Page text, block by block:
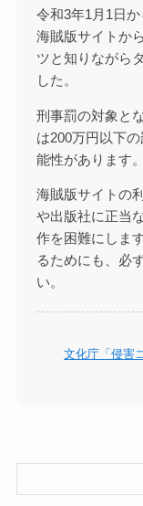
令和3年1月1日
海賊版サイトか
ツと知りながら
した。
刑事罰の対象と
は200万円以下
能性があります。
海賊版サイトの
や出版社に正当
作を困難にしま
るためにも、必
い。
文化庁「侵害